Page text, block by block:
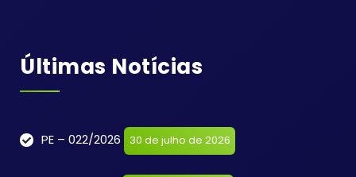
Últimas Notícias
PE – 022/2026 30 de julho de 2026